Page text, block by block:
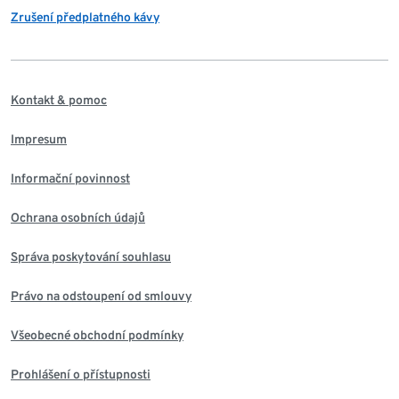
Zrušení předplatného kávy
Kontakt & pomoc
Impresum
Informační povinnost
Ochrana osobních údajů
Správa poskytování souhlasu
Právo na odstoupení od smlouvy
Všeobecné obchodní podmínky
Prohlášení o přístupnosti